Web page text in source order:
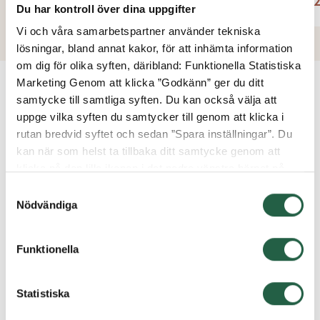
Du har kontroll över dina uppgifter
Vi och våra samarbetspartner använder tekniska
lösningar, bland annat kakor, för att inhämta information
om dig för olika syften, däribland: Funktionella Statistiska
Marketing Genom att klicka ”Godkänn” ger du ditt
samtycke till samtliga syften. Du kan också välja att
uppge vilka syften du samtycker till genom att klicka i
rutan bredvid syftet och sedan ”Spara inställningar”. Du
kan när som helst ta tillbaka ditt samtycke genom att
använder kakor och andra tekniska lösningar och hur vi
Ta reda på mer om cookies Googles sekretesspolicy
Nödvändiga
Funktionella
Statistiska
VANLIGA FRÅGOR OCH SVAR
Kan jag beställa partier i specialmått?
Vad innebär rätvänt och spegelvänt?